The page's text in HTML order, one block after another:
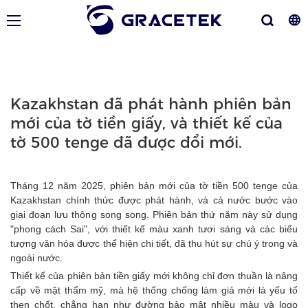
Kazakhstan đã phát hành phiên bản
mới của tờ tiền giấy, và thiết kế của
tờ 500 tenge đã được đổi mới.
Tháng 12 năm 2025, phiên bản mới của tờ tiền 500 tenge của
Kazakhstan chính thức được phát hành, và cả nước bước vào
giai đoạn lưu thông song song. Phiên bản thứ năm này sử dụng
"phong cách Sai", với thiết kế màu xanh tươi sáng và các biểu
tượng văn hóa được thể hiện chi tiết, đã thu hút sự chú ý trong và
ngoài nước.
Thiết kế của phiên bản tiền giấy mới không chỉ đơn thuần là nâng
cấp về mặt thẩm mỹ, mà hệ thống chống làm giả mới là yếu tố
then chốt, chẳng hạn như đường bảo mật nhiều màu và logo